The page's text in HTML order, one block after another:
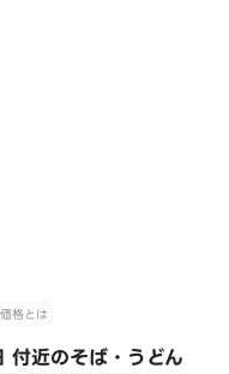
格とは
付近のそば・うどん